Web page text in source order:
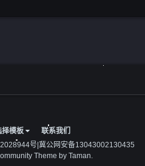
择模板
联系我们
号 冀公网安备13043002130435
Theme by Taman.